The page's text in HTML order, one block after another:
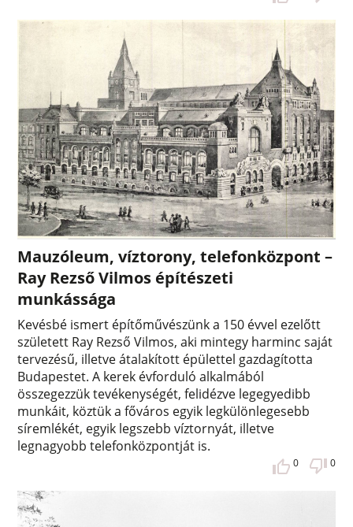
Mauzóleum, víztorony, telefonközpont –
Ray Rezső Vilmos építészeti
munkássága
Kevésbé ismert építőművészünk a 150 évvel ezelőtt
született Ray Rezső Vilmos, aki mintegy harminc saját
tervezésű, illetve átalakított épülettel gazdagította
Budapestet. A kerek évforduló alkalmából
összegezzük tevékenységét, felidézve legegyedibb
munkáit, köztük a főváros egyik legkülönlegesebb
síremlékét, egyik legszebb víztornyát, illetve
legnagyobb telefonközpontját is.
0 0